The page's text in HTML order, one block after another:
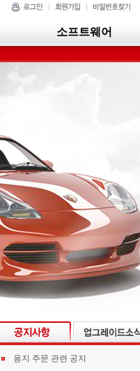
소프트웨어
용지 주문 관련 공지